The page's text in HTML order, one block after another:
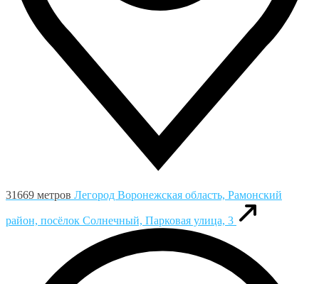
31669 метров Легород Воронежская область, Рамонский
район, посёлок Солнечный, Парковая улица, 3